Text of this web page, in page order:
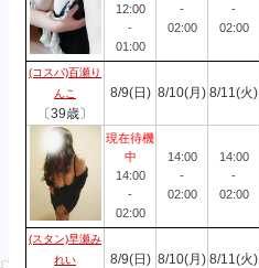
12:00
-
01:00
-
02:00
-
02:00
(コスパ)百瀬り
んこ
〔39歳〕
8/9(日) 8/10(月) 8/11(火)
現在待機
中
14:00
-
02:00
14:00
-
02:00
14:00
-
02:00
(スタン)早瀬み
れい
8/9(日) 8/10(月) 8/11(火)